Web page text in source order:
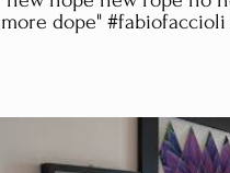
more dope" #fabiofaccioli #anamorfosi
https://